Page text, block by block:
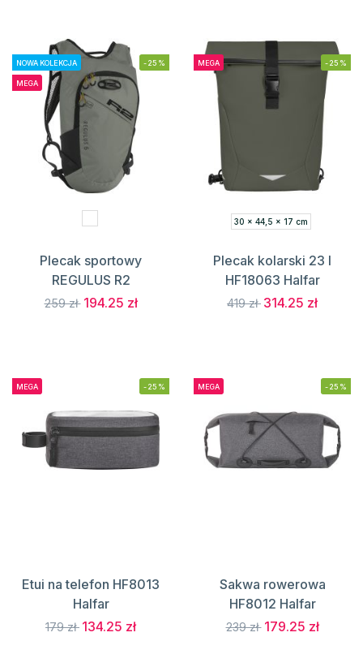
NOWA KOLEKCJA
MEGA
-25%
Plecak sportowy
REGULUS R2
259 zł 194.25 zł
MEGA -25%
30 x 44,5 x 17 cm
Plecak kolarski 23 l
HF18063 Halfar
419 zł 314.25 zł
MEGA -25%
Etui na telefon HF8013
Halfar
179 zł 134.25 zł
MEGA -25%
Sakwa rowerowa
HF8012 Halfar
239 zł 179.25 zł